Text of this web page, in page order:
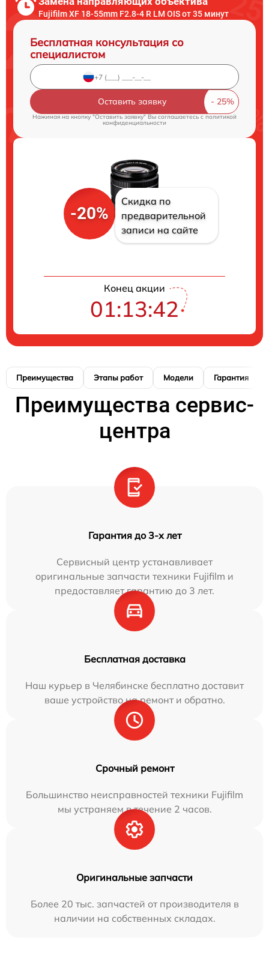
Fujifilm XF 18-55mm F2.8-4 R LM OIS от 35 минут
Бесплатная консультация со
специалистом
Оставить заявку
Нажимая на кнопку "Оставить заявку" Вы соглашаетесь c политикой
конфиденциальности
-20%
Скидка по
предварительной
записи на сайте
Конец акции
01:13:41
Преимущества Этапы работ Модели Гарантия
Преимущества сервис-
центра
Гарантия до 3-х лет
Сервисный центр устанавливает
оригинальные запчасти техники Fujifilm и
предоставляет гарантию до 3 лет.
Бесплатная доставка
Наш курьер в Челябинске бесплатно доставит
ваше устройство на ремонт и обратно.
Срочный ремонт
Большинство неисправностей техники Fujifilm
мы устраняем в течение 2 часов.
Оригинальные запчасти
Более 20 тыс. запчастей от производителя в
наличии на собственных складах.